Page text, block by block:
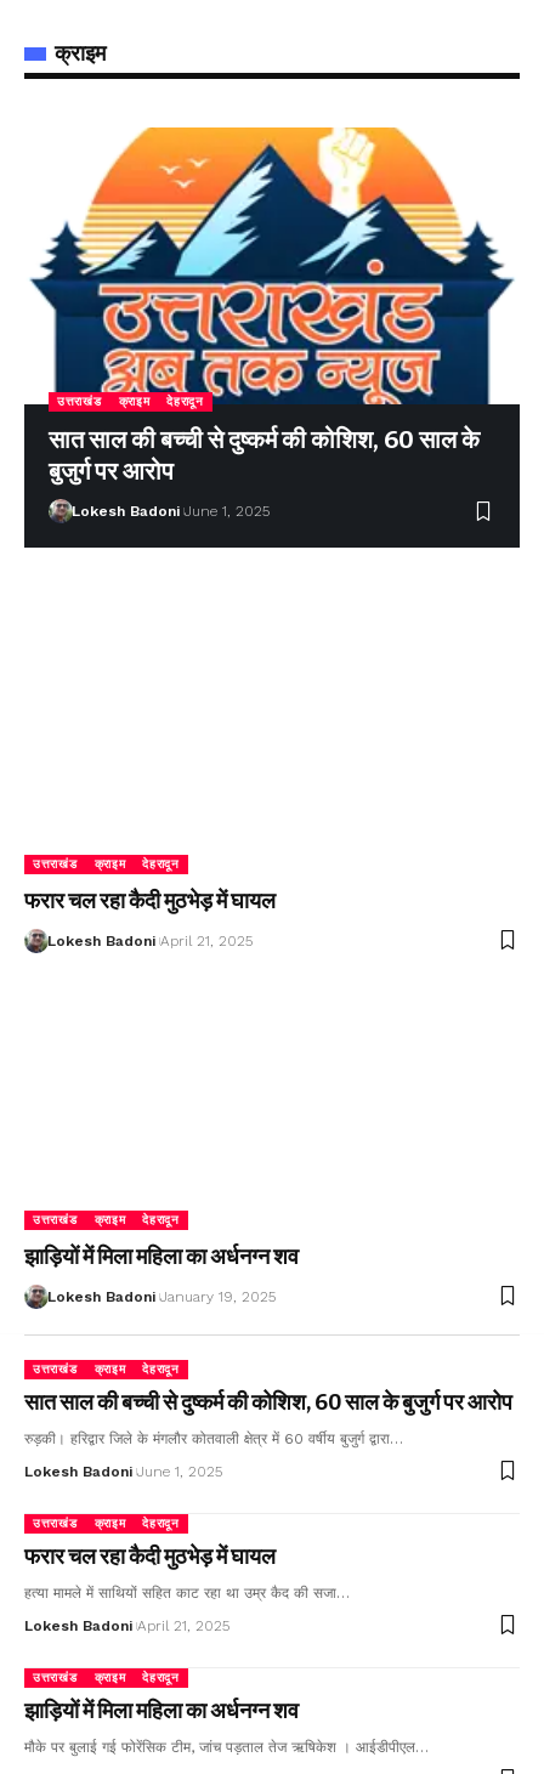
क्राइम
उत्तराखंड क्राइम देहरादून
सात साल की बच्ची से दुष्कर्म की कोशिश, 60 साल के
बुजुर्ग पर आरोप
Lokesh Badoni June 1, 2025
उत्तराखंड क्राइम देहरादून
फरार चल रहा कैदी मुठभेड़ में घायल
Lokesh Badoni April 21, 2025
उत्तराखंड क्राइम देहरादून
झाड़ियों में मिला महिला का अर्धनग्न शव
Lokesh Badoni January 19, 2025
उत्तराखंड क्राइम देहरादून
सात साल की बच्ची से दुष्कर्म की कोशिश, 60 साल के बुजुर्ग पर आरोप
रुड़की। हरिद्वार जिले के मंगलौर कोतवाली क्षेत्र में 60 वर्षीय बुजुर्ग द्वारा…
Lokesh Badoni June 1, 2025
उत्तराखंड क्राइम देहरादून
फरार चल रहा कैदी मुठभेड़ में घायल
हत्या मामले में साथियों सहित काट रहा था उम्र कैद की सजा…
Lokesh Badoni April 21, 2025
उत्तराखंड क्राइम देहरादून
झाड़ियों में मिला महिला का अर्धनग्न शव
मौके पर बुलाई गई फोरेंसिक टीम, जांच पड़ताल तेज ऋषिकेश । आईडीपीएल…